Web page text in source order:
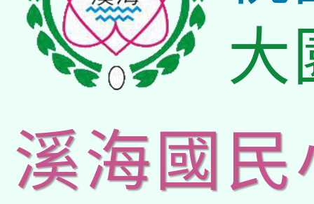
大
溪海國民